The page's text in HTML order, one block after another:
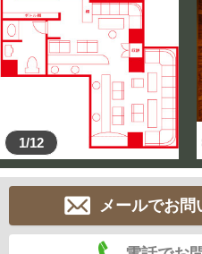
1/12
メールでお